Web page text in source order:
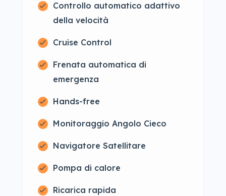
Controllo automatico adattivo
della velocità
Cruise Control
Frenata automatica di
emergenza
Hands-free
Monitoraggio Angolo Cieco
Navigatore Satellitare
Pompa di calore
Ricarica rapida